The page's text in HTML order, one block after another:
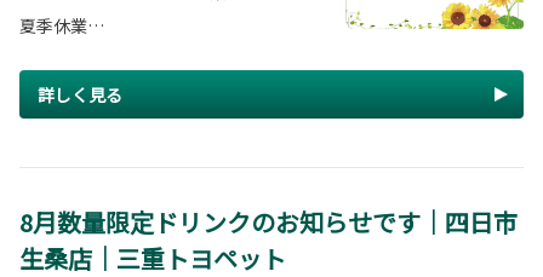
夏季休業…
詳しく見る
8月数量限定ドリンクのお知らせです｜四日市
生桑店｜三重トヨペット